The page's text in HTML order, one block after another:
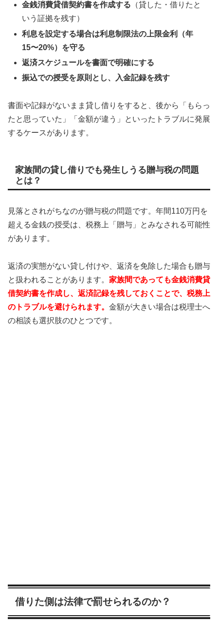
金銭消費貸借契約書を作成する （貸した・借りたと
いう証拠を残す）
利息を設定する場合は利息制限法の上限金利（年
15〜20%）を守る
返済スケジュールを書面で明確にする
振込での授受を原則とし、入金記録を残す
書面や記録がないまま貸し借りをすると、後から「もらっ
たと思っていた」「金額が違う」といったトラブルに発展
するケースがあります。
家族間の貸し借りでも発生しうる贈与税の問題
とは？
見落とされがちなのが贈与税の問題です。年間110万円を
超える金銭の授受は、税務上「贈与」とみなされる可能性
があります。
返済の実態がない貸し付けや、返済を免除した場合も贈与
と扱われることがあります。 家族間であっても金銭消費貸
借契約書を作成し、返済記録を残しておくことで、税務上
のトラブルを避けられます。 金額が大きい場合は税理士へ
の相談も選択肢のひとつです。
借りた側は法律で罰せられるのか？